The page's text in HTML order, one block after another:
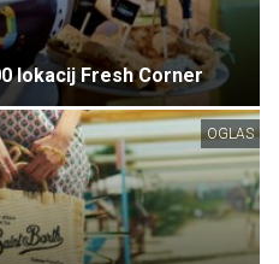
lokacij Fresh Corner
OGLAS